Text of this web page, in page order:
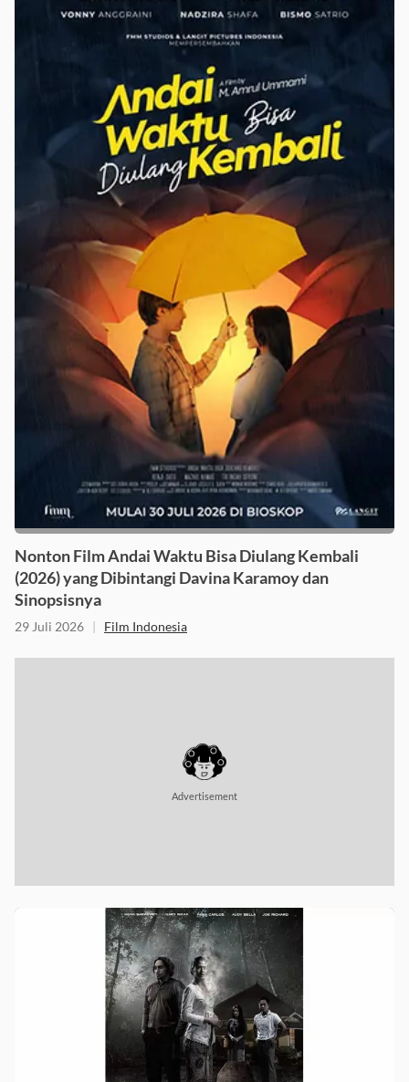
Nonton Film Andai Waktu Bisa Diulang Kembali
(2026) yang Dibintangi Davina Karamoy dan
Sinopsisnya
29 Juli 2026 | Film Indonesia
Advertisement